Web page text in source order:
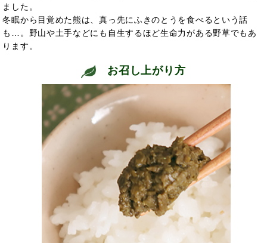
ました。
冬眠から目覚めた熊は、真っ先にふきのとうを食べるという話
も…。野山や土手などにも自生するほど生命力がある野草でもあ
ります。
お召し上がり方